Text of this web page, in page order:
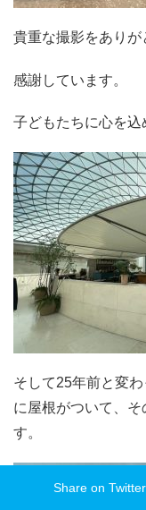
貴重な撮影をありが
感謝しています。
子どもたちに心を込
そして25年前と変
に屋根がついて、
す。
Share on Twitter